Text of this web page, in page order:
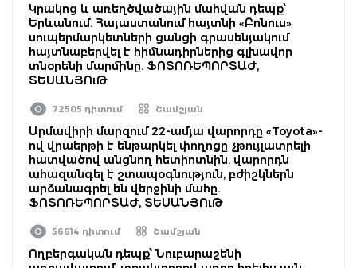
Կրակոց և առեղծվածային մահվան դեպք՝
Երևանում. Հայաստանում հայտնի «Բոնուս»
սուպերմարկետների ցանցի գրասենյակում
հայտնաբերվել է հիմնադիրներից գլխավոր
տնօրենի մարմինը. ՖՈՏՈՌԵՊՈՐՏԱԺ,
ՏԵՍԱՆՅՈւԹ
72505 դիտում Շամշյան
Արմավիրի մարզում 22-ամյա վարորդը «Toyota»-
ով վրաերթի է ենթարկել փողոցը չթույլատրելի
հատվածով անցնող հետիոտնին. վարորդն
ահազանգել է շտապօգնություն, բժիշկներն
արձանագրել են վերջինի մահը.
ՖՈՏՈՌԵՊՈՐՏԱԺ, ՏԵՍԱՆՅՈւԹ
56614 դիտում Շամշյան
Ողբերգական դեպք՝ Նուբարաշենի